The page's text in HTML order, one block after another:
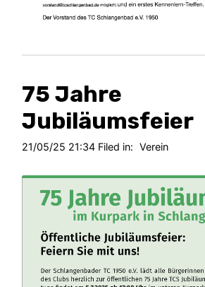
75 Jahre
Jubiläumsfeier
21/05/25 21:34 Filed in: Verein